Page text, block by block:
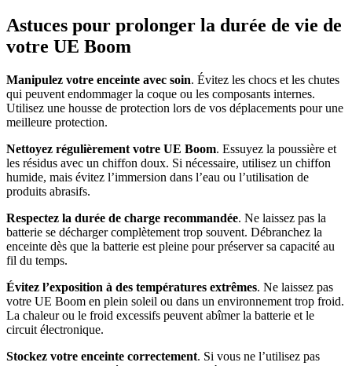
Astuces pour prolonger la durée de vie de
votre UE Boom
Manipulez votre enceinte avec soin. Évitez les chocs et les chutes
qui peuvent endommager la coque ou les composants internes.
Utilisez une housse de protection lors de vos déplacements pour une
meilleure protection.
Nettoyez régulièrement votre UE Boom. Essuyez la poussière et
les résidus avec un chiffon doux. Si nécessaire, utilisez un chiffon
humide, mais évitez l’immersion dans l’eau ou l’utilisation de
produits abrasifs.
Respectez la durée de charge recommandée. Ne laissez pas la
batterie se décharger complètement trop souvent. Débranchez la
enceinte dès que la batterie est pleine pour préserver sa capacité au
fil du temps.
Évitez l’exposition à des températures extrêmes. Ne laissez pas
votre UE Boom en plein soleil ou dans un environnement trop froid.
La chaleur ou le froid excessifs peuvent abîmer la batterie et le
circuit électronique.
Stockez votre enceinte correctement. Si vous ne l’utilisez pas